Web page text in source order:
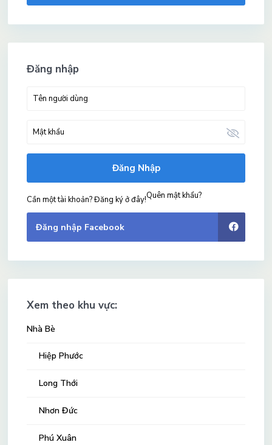
Đăng nhập
Đăng Nhập
Cần một tài khoản? Đăng ký ở đây!Quên mật khẩu?
Đăng nhập Facebook
Xem theo khu vực:
Nhà Bè
Hiệp Phước
Long Thới
Nhơn Đức
Phú Xuân